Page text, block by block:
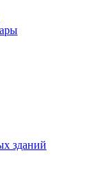
зданий